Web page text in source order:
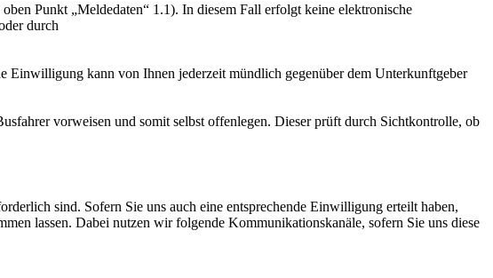
Punkt „Meldedaten“ 1.1). In diesem Fall erfolgt keine elektronische
durch
kann von Ihnen jederzeit mündlich gegenüber dem Unterkunftgeber
vorweisen und somit selbst offenlegen. Dieser prüft durch Sichtkontrolle, ob
sind. Sofern Sie uns auch eine entsprechende Einwilligung erteilt haben,
lassen. Dabei nutzen wir folgende Kommunikationskanäle, sofern Sie uns diese